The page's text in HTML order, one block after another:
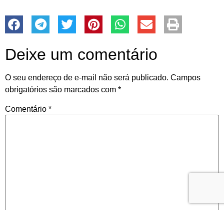
Deixe um comentário
O seu endereço de e-mail não será publicado. Campos
obrigatórios são marcados com *
Comentário *